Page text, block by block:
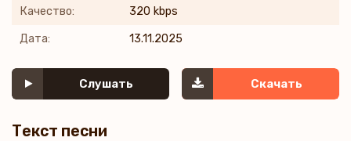
Качество: 320 kbps
Дата: 13.11.2025
Слушать Скачать
Текст песни